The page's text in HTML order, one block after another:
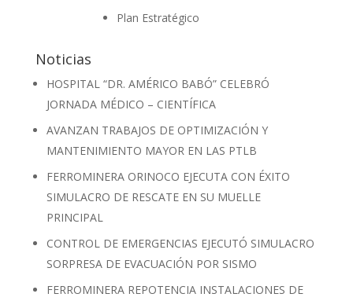
Plan Estratégico
Noticias
HOSPITAL “DR. AMÉRICO BABÓ” CELEBRÓ
JORNADA MÉDICO – CIENTÍFICA
AVANZAN TRABAJOS DE OPTIMIZACIÓN Y
MANTENIMIENTO MAYOR EN LAS PTLB
FERROMINERA ORINOCO EJECUTA CON ÉXITO
SIMULACRO DE RESCATE EN SU MUELLE
PRINCIPAL
CONTROL DE EMERGENCIAS EJECUTÓ SIMULACRO
SORPRESA DE EVACUACIÓN POR SISMO
FERROMINERA REPOTENCIA INSTALACIONES DE